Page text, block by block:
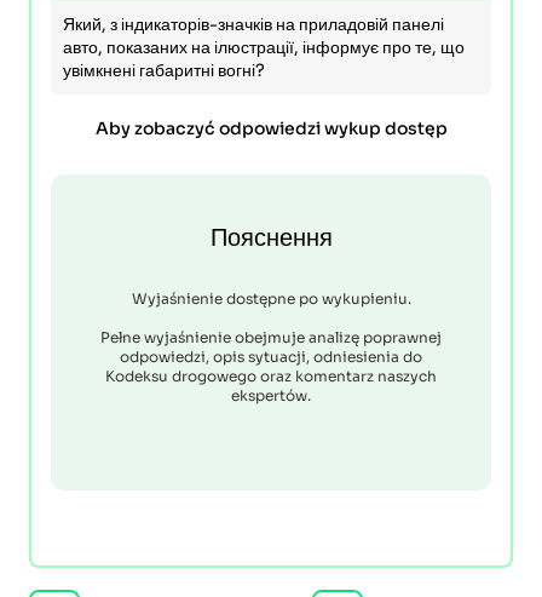
Який, з індикаторів-значків на приладовій панелі
авто, показаних на ілюстрації, інформує про те, що
увімкнені габаритні вогні?
Aby zobaczyć odpowiedzi wykup dostęp
Пояснення
Wyjaśnienie dostępne po wykupieniu.
Pełne wyjaśnienie obejmuje analizę poprawnej
odpowiedzi, opis sytuacji, odniesienia do
Kodeksu drogowego oraz komentarz naszych
ekspertów.